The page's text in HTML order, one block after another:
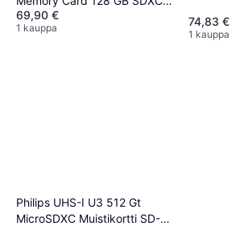
UHS-I
69,90 €
1 kauppa
74,83 €
1 kauppa
Philips UHS-I U3 512 Gt
MicroSDXC Muistikortti SD-